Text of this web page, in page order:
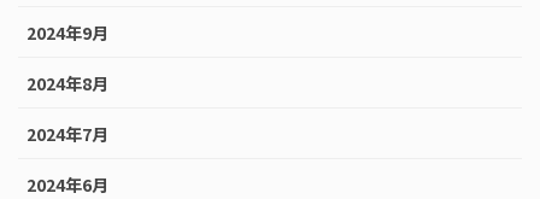
2024年9月
2024年8月
2024年7月
2024年6月